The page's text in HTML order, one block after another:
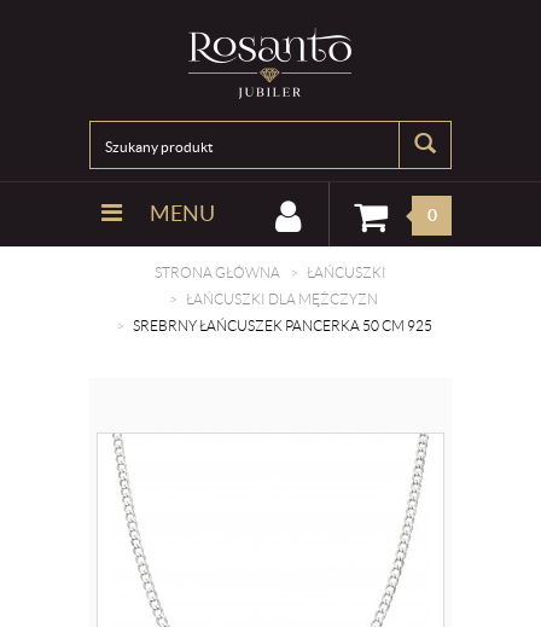
MENU 0
STRONA GŁÓWNA
ŁAŃCUSZKI
ŁAŃCUSZKI DLA MĘŻCZYZN
SREBRNY ŁAŃCUSZEK PANCERKA 50 CM 925